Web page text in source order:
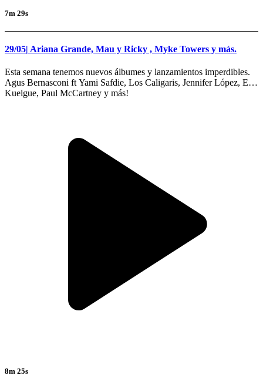
7m 29s
29/05| Ariana Grande, Mau y Ricky , Myke Towers y más.
Esta semana tenemos nuevos álbumes y lanzamientos imperdibles.
Agus Bernasconi ft Yami Safdie, Los Caligaris, Jennifer López, El
Kuelgue, Paul McCartney y más!
8m 25s